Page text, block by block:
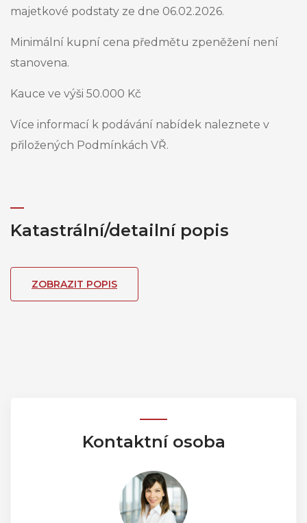
majetkové podstaty ze dne 06.02.2026.
Minimální kupní cena předmětu zpeněžení není
stanovena.
Kauce ve výši 50.000 Kč
Více informací k podávání nabídek naleznete v
přiložených Podmínkách VŘ.
Katastrální/detailní popis
ZOBRAZIT POPIS
Kontaktní osoba